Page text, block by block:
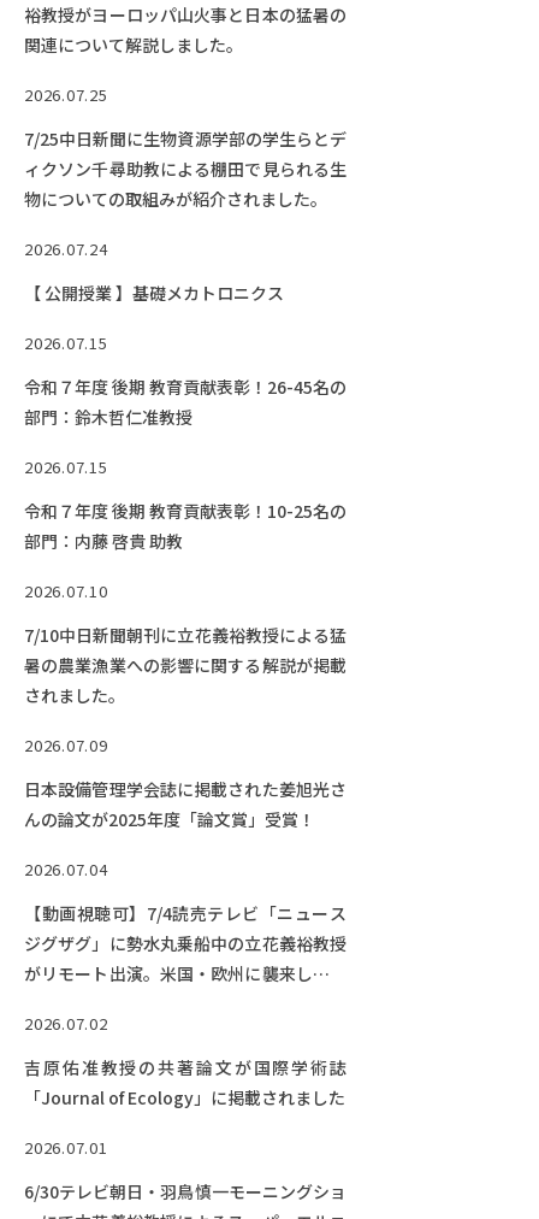
〒514-8507 三重県津市栗真町屋町1577
保護者の方へ
裕教授がヨーロッパ山火事と日本の猛暑の
関連について解説しました。
2026.07.25
7/25中日新聞に生物資源学部の学生らとデ
ィクソン千尋助教による棚田で見られる生
物についての取組みが紹介されました。
2026.07.24
【 公開授業 】基礎メカトロニクス
2026.07.15
令和７年度 後期 教育貢献表彰！26-45名の
部門：鈴木哲仁准教授
2026.07.15
令和７年度 後期 教育貢献表彰！10-25名の
部門：内藤 啓貴 助教
2026.07.10
7/10中日新聞朝刊に立花義裕教授による猛
暑の農業漁業への影響に関する解説が掲載
されました。
2026.07.09
日本設備管理学会誌に掲載された姜旭光さ
んの論文が2025年度「論文賞」受賞！
2026.07.04
【動画視聴可】7/4読売テレビ「ニュース
ジグザグ」に勢水丸乗船中の立花義裕教授
がリモート出演。米国・欧州に襲来してい
2026.07.02
吉原佑准教授の共著論文が国際学術誌
「Journal of Ecology」に掲載されました
2026.07.01
6/30テレビ朝日・羽鳥慎一モーニングショ